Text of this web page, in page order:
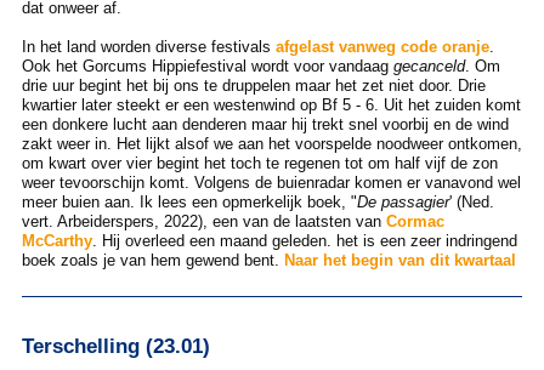
dat onweer af.
In het land worden diverse festivals afgelast vanweg code oranje.
Ook het Gorcums Hippiefestival wordt voor vandaag gecanceld. Om
drie uur begint het bij ons te druppelen maar het zet niet door. Drie
kwartier later steekt er een westenwind op Bf 5 - 6. Uit het zuiden komt
een donkere lucht aan denderen maar hij trekt snel voorbij en de wind
zakt weer in. Het lijkt alsof we aan het voorspelde noodweer ontkomen,
om kwart over vier begint het toch te regenen tot om half vijf de zon
weer tevoorschijn komt. Volgens de buienradar komen er vanavond wel
meer buien aan. Ik lees een opmerkelijk boek, "De passagier' (Ned.
vert. Arbeiderspers, 2022), een van de laatsten van Cormac
McCarthy. Hij overleed een maand geleden. het is een zeer indringend
boek zoals je van hem gewend bent.
Naar het begin van dit kwartaal
Terschelling (23.01)